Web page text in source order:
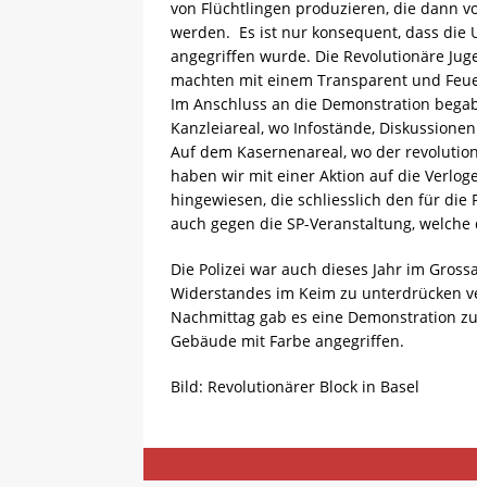
von Flüchtlingen produzieren, die dann
werden. Es ist nur konsequent, dass die
angegriffen wurde. Die Revolutionäre
machten mit einem Transparent und
Im Anschluss an die Demonstration
Kanzleiareal, wo Infostände,
Auf dem Kasernenareal, wo der
haben wir mit einer Aktion auf die
hingewiesen, die schliesslich den für die
auch gegen die SP-Veranstaltung,
Die Polizei war auch dieses Jahr im
Widerstandes im Keim zu unterdrücken
Nachmittag gab es eine Demonstration
Gebäude mit Farbe angegriffen.
Bild: Revolutionärer Block in Basel